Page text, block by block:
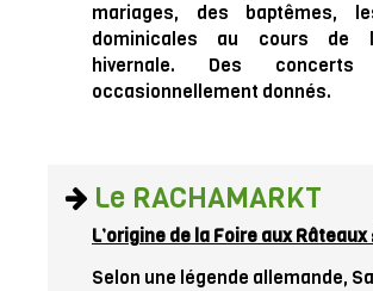
mariages, des baptêmes,
dominicales au cours de
hivernale. Des
occasionnellement donnés.
Le RACHAMARKT
L’origine de la Foire aux
Selon une légende allemande,